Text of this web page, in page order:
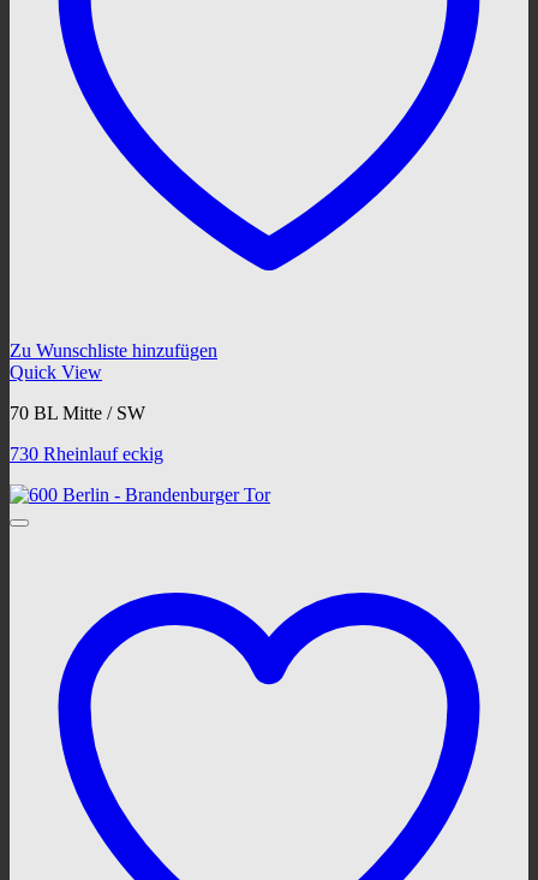
Zu Wunschliste hinzufügen
Quick View
70 BL Mitte / SW
730 Rheinlauf eckig